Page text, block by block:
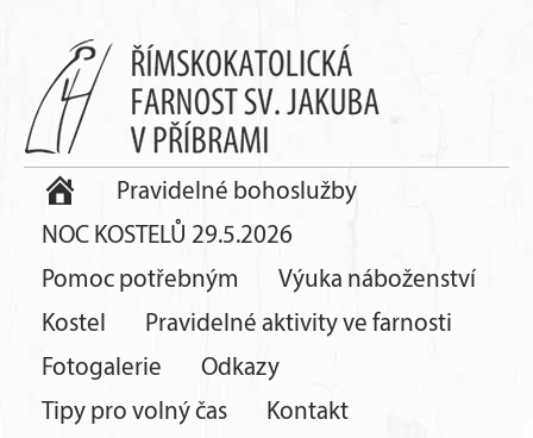
Pravidelné bohoslužby
NOC KOSTELŮ 29.5.2026
Pomoc potřebným
Výuka náboženství
Kostel
Pravidelné aktivity ve farnosti
Fotogalerie
Odkazy
Tipy pro volný čas
Kontakt